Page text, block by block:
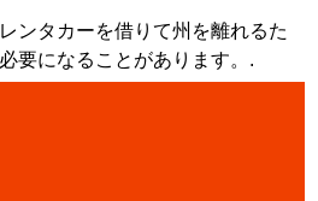
ンタカーを借りて州を離れるた
要になることがあります。.